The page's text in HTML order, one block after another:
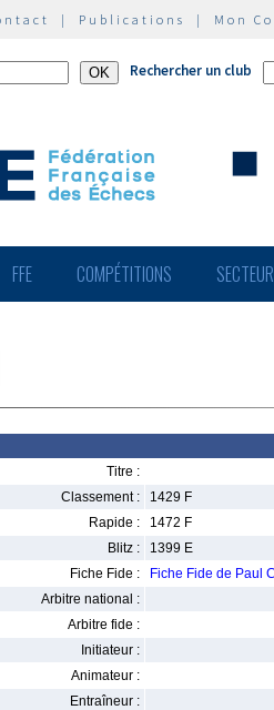
| Publications | Mon
Rechercher un club
FFE COMPÉTITIONS
Titre :
Classement :
1429 F
Rapide :
1472 F
Blitz :
1399 E
Fiche Fide :
Fiche Fide de Paul
Arbitre national :
Arbitre fide :
Initiateur :
Animateur :
Entraîneur :